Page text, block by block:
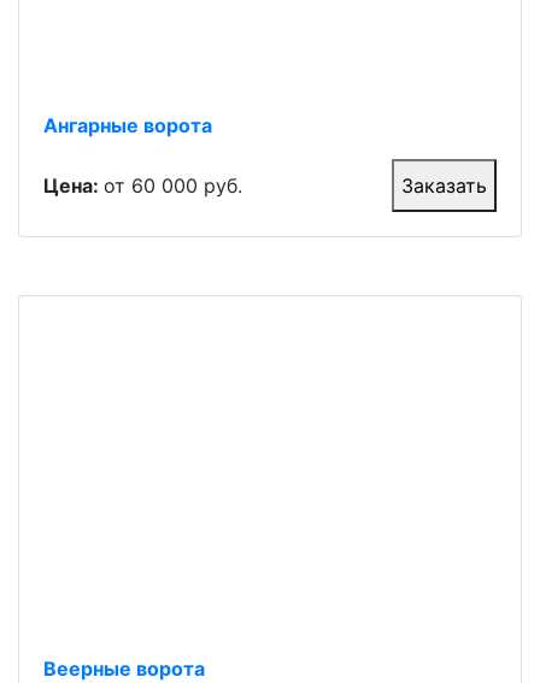
Ангарные ворота
Цена: от 60 000 руб. Заказать
Веерные ворота